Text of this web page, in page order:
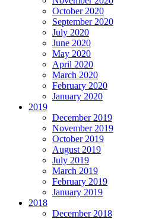
October 2020
September 2020
July 2020
June 2020
May 2020
April 2020
March 2020
February 2020
January 2020
2019
December 2019
November 2019
October 2019
August 2019
July 2019
March 2019
February 2019
January 2019
2018
December 2018